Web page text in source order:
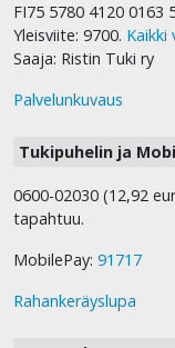
FI75 5780 4120 0163
Yleisviite: 9700.
Saaja: Ristin Tuki ry
Palvelunkuvaus
Tukipuhelin ja
0600-02030 (12,92
tapahtuu.
MobilePay: 91717
Rahankeräyslupa